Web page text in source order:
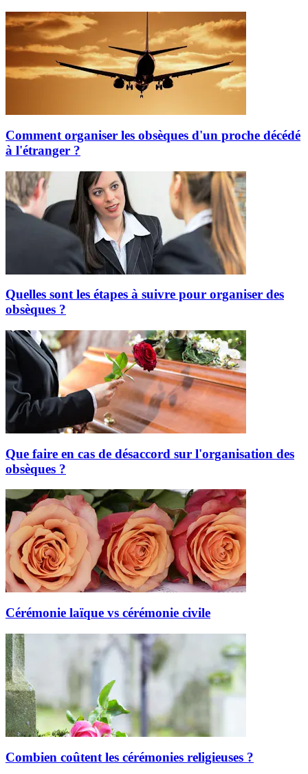
Comment organiser les obsèques d'un proche décédé
à l'étranger ?
Quelles sont les étapes à suivre pour organiser des
obsèques ?
Que faire en cas de désaccord sur l'organisation des
obsèques ?
Cérémonie laïque vs cérémonie civile
Combien coûtent les cérémonies religieuses ?